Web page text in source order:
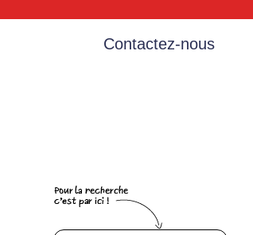
Contactez-nous